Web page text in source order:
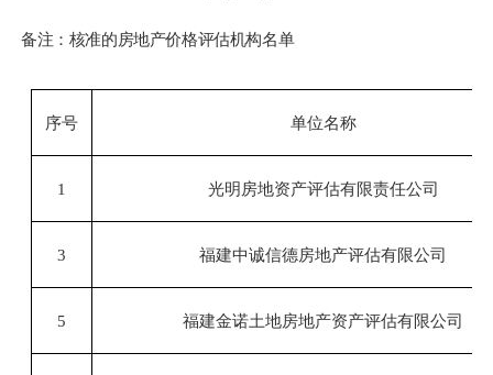
备注：核准的房地产价格评估机构名单
序号 单位名称
1 光明房地资产评估有限责任公司
3 福建中诚信德房地产评估有限公司
5 福建金诺土地房地产资产评估有限公司